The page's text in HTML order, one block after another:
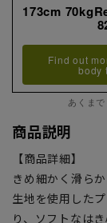
173cm
Find out
body
あくま
商品説明
【商品詳細】
きめ細かく滑ら
生地を使用した
り、ソフトなは